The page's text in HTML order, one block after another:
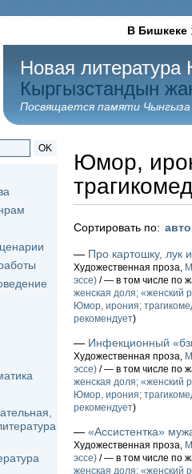
В Бишкеке
Новая литература
Кыргызстандын
Посвящается памяти
OK
Юмор,
Сортировать по:
— Про картошку, лук
Художественная проза,
эссе) / — в том числе по
женская доля; «женский
Юмор, ирония;
рекомендует)
— Инфекционный
Художественная проза,
эссе) / — в том числе по
женская доля; «женский
Юмор, ирония;
рекомендует)
— «Ассистентка»
Художественная проза,
эссе) / — в том числе по
женская доля; «женский